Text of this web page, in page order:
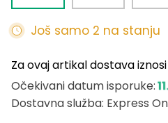
Još samo 2 na stanju
Za ovaj artikal dostava iznosi
Očekivani datum isporuke:
Dostavna služba: Express